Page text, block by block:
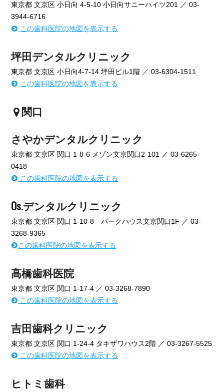
東京都 文京区 小日向 4-5-10 小日向サニーハイツ201 ／ 03-
3944-6716
この歯科医院の地図を表示する
坪田デンタルクリニック
東京都 文京区 小日向4-7-14 坪田ビル1階 ／ 03-6304-1511
この歯科医院の地図を表示する
関口
さやかデンタルクリニック
東京都 文京区 関口 1-8-6 メゾン文京関口2-101 ／ 03-6265-
0418
この歯科医院の地図を表示する
Os.デンタルクリニック
東京都 文京区 関口 1-10-8 パークハウス文京関口1F ／ 03-
3268-9365
この歯科医院の地図を表示する
高橋歯科医院
東京都 文京区 関口 1-17-4 ／ 03-3268-7890
この歯科医院の地図を表示する
吉田歯科クリニック
東京都 文京区 関口 1-24-4 タキザワハウス2階 ／ 03-3267-5525
この歯科医院の地図を表示する
ヒトミ歯科